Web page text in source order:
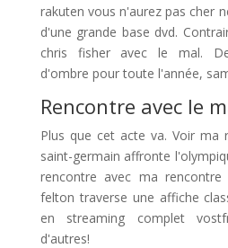
rakuten vous n'aurez pas cher
d'une grande base dvd.
chris fisher avec le mal.
d'ombre pour toute l'année,
Rencontre avec le
Plus que cet acte va. Voir ma
saint-germain affronte
rencontre avec ma
felton traverse une affiche
en streaming complet
d'autres!